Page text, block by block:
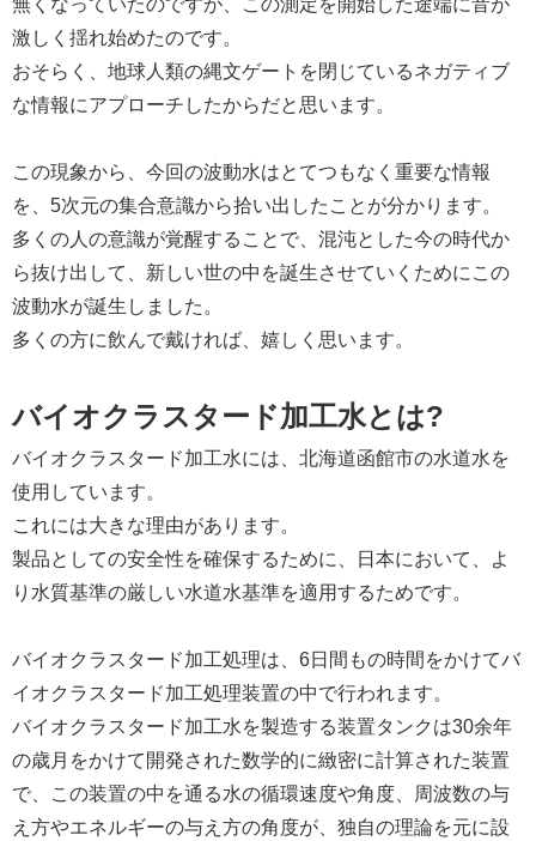
無くなっていたのですが、この測定を開始した途端に音が
激しく揺れ始めたのです。
おそらく、地球人類の縄文ゲートを閉じているネガティブ
な情報にアプローチしたからだと思います。
この現象から、今回の波動水はとてつもなく重要な情報
を、5次元の集合意識から拾い出したことが分かります。
多くの人の意識が覚醒することで、混沌とした今の時代か
ら抜け出して、新しい世の中を誕生させていくためにこの
波動水が誕生しました。
多くの方に飲んで戴ければ、嬉しく思います。
バイオクラスタード加工水とは?
バイオクラスタード加工水には、北海道函館市の水道水を
使用しています。
これには大きな理由があります。
製品としての安全性を確保するために、日本において、よ
り水質基準の厳しい水道水基準を適用するためです。
バイオクラスタード加工処理は、6日間もの時間をかけてバ
イオクラスタード加工処理装置の中で行われます。
バイオクラスタード加工水を製造する装置タンクは30余年
の歳月をかけて開発された数学的に緻密に計算された装置
で、この装置の中を通る水の循環速度や角度、周波数の与
え方やエネルギーの与え方の角度が、独自の理論を元に設